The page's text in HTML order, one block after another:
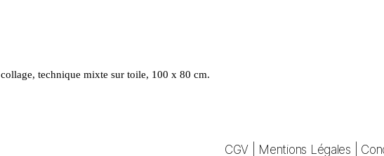
technique mixte sur toile, 100 x 80 cm.
CGV Mentions Légales